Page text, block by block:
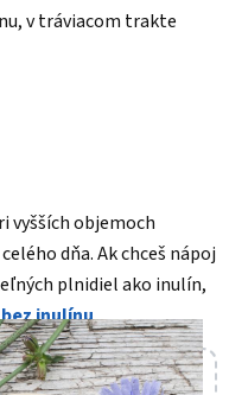
v tráviacom trakte
vyšších objemoch
dňa. Ak chceš nápoj
plnidiel ako inulín,
inulínu.